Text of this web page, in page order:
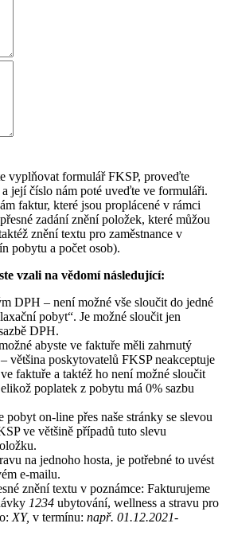
vyplňovat formulář FKSP, proveďte
její číslo nám poté uveďte ve formuláři.
faktur, které jsou proplácené v rámci
zadání znění položek, které můžou
znění textu pro zaměstnance v
pobytu a počet osob).
vzali na vědomí následující:
DPH – není možné vše sloučit do jedné
pobyt“. Je možné sloučit jen
DPH.
abyste ve faktuře měli zahrnutý
většina poskytovatelů FKSP neakceptuje
faktuře a taktéž ho není možné sloučit
poplatek z pobytu má 0% sazbu
pobyt on-line přes naše stránky se slevou
ve většině případů tuto slevu
na jednoho hosta, je potřebné to uvést
e-mailu.
znění textu v poznámce: Fakturujeme
1234 ubytování, wellness a stravu pro
XY, v termínu: např. 01.12.2021-